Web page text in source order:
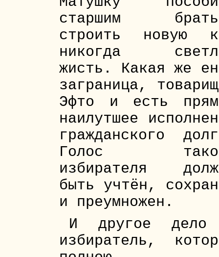
старшим
строить новую
никогда
жисть. Какая же
заграница,
Эфто и есть
наилутшее
гражданского
Голос
избирателя
быть учтён,
и преумножен.
И другое
избиратель,